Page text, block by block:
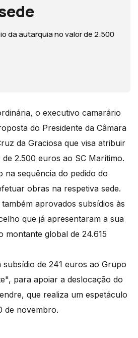
da autarquia no valor de 2.500
o executivo camarário
do Presidente da Câmara
da Graciosa que visa atribuir
2.500 euros ao SC Marítimo.
na sequência do pedido do
obras na respetiva sede.
aprovados subsídios às
que já apresentaram a sua
montante global de 24.615
subsídio de 241 euros ao Grupo
para apoiar a deslocação do
que realiza um espetáculo
de novembro.